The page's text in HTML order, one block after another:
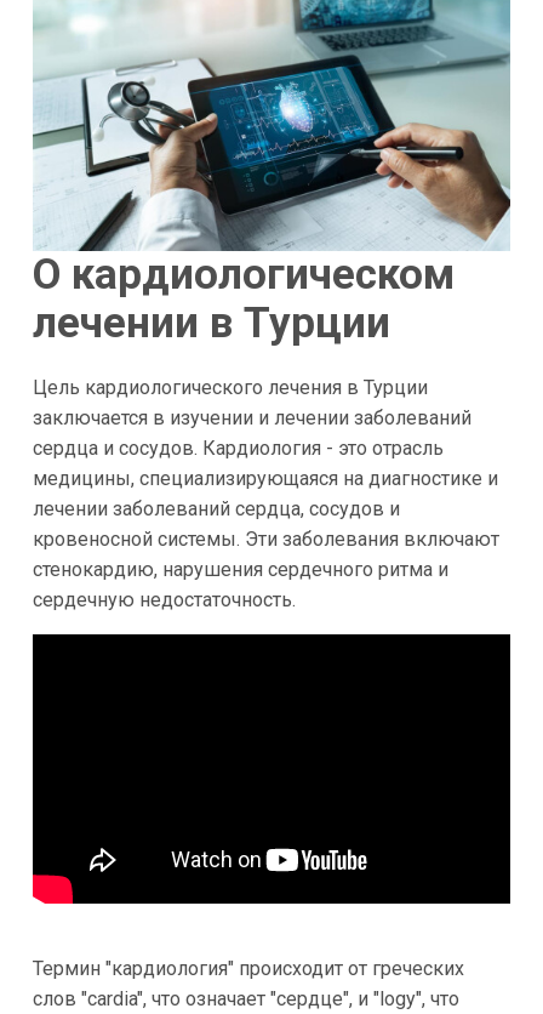
О кардиологическом
лечении в Турции
Цель кардиологического лечения в Турции
заключается в изучении и лечении заболеваний
сердца и сосудов. Кардиология - это отрасль
медицины, специализирующаяся на диагностике и
лечении заболеваний сердца, сосудов и
кровеносной системы. Эти заболевания включают
стенокардию, нарушения сердечного ритма и
сердечную недостаточность.
Термин "кардиология" происходит от греческих
слов "cardia", что означает "сердце", и "logy", что